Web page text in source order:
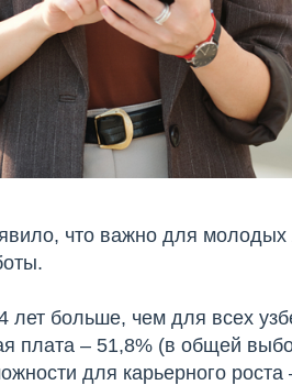
что важно для
больше, чем для всех
плата – 51,8% (в общей
для карьерного